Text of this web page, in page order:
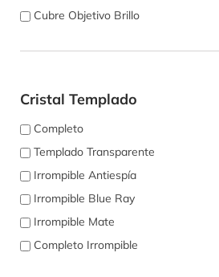
Cubre Objetivo Brillo
Cristal Templado
Completo
Templado Transparente
Irrompible Antiespía
Irrompible Blue Ray
Irrompible Mate
Completo Irrompible